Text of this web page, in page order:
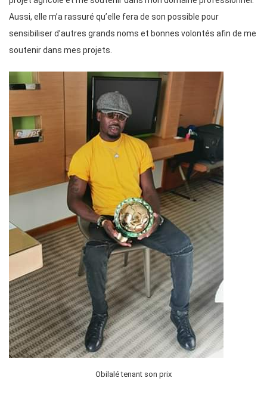
Aussi, elle m’a rassuré qu’elle fera de son possible pour
sensibiliser d’autres grands noms et bonnes volontés afin de me
soutenir dans mes projets.
Obilalé tenant son prix